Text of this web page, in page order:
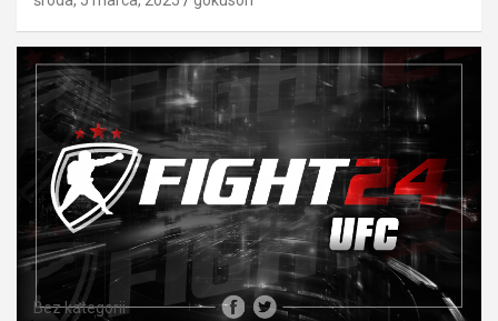
Bez kategorii